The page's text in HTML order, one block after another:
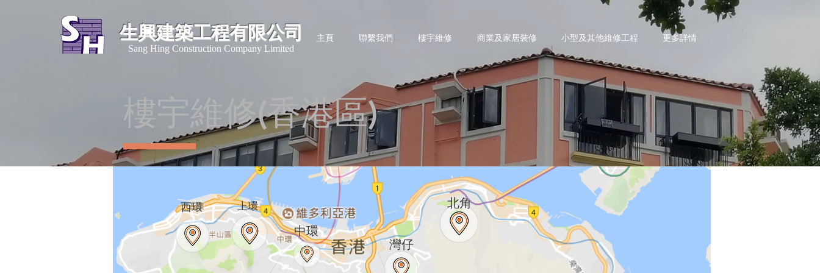
生興建築工程有限公司
​Sang Hing Construction Company Limited
主頁 聯繫我們 樓宇維修 商業及家居裝修 小型及其他維修工程 更多詳情
樓宇維修(香港區)​
北角
​西環
灣仔
上環
​中環